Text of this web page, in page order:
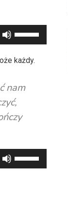
strzałek
do
dołu
aby
zmniejszyć
głośność.
każdy.
nam
strzałek